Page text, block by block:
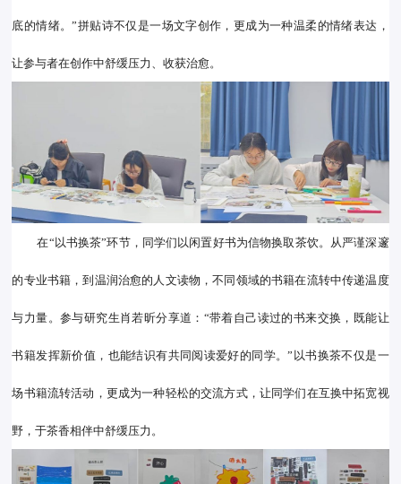
底的情绪。”拼贴诗不仅是一场文字创作，更成为一种温柔的情绪表达，
让参与者在创作中舒缓压力、收获治愈。
在“以书换茶”环节，同学们以闲置好书为信物换取茶饮。从严谨深邃
的专业书籍，到温润治愈的人文读物，不同领域的书籍在流转中传递温度
与力量。参与研究生肖若昕分享道：“带着自己读过的书来交换，既能让
书籍发挥新价值，也能结识有共同阅读爱好的同学。”以书换茶不仅是一
场书籍流转活动，更成为一种轻松的交流方式，让同学们在互换中拓宽视
野，于茶香相伴中舒缓压力。